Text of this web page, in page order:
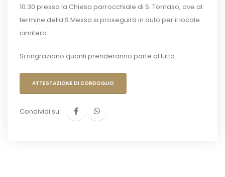
10:30 presso la Chiesa parrocchiale di S. Tomaso, ove al
termine della S.Messa si proseguirà in auto per il locale
cimitero.
Si ringraziano quanti prenderanno parte al lutto.
ATTESTAZIONE DI CORDOGLIO
Condividi su: